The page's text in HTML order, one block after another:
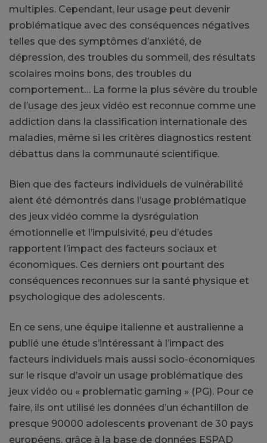
multiples. Cependant, leur usage peut devenir
problématique avec des conséquences négatives
telles que des symptômes d’anxiété, de
dépression, des troubles du sommeil, des résultats
scolaires moins bons, des troubles du
comportement… La forme la plus sévère du trouble
de l’usage des jeux vidéo est reconnue comme une
addiction dans la classification internationale des
maladies, même si les critères diagnostics restent
débattus dans la communauté scientifique.
Bien que des facteurs individuels de vulnérabilité
aient été démontrés dans l’usage problématique
des jeux vidéo comme la dysrégulation
émotionnelle et l’impulsivité, peu d’études
rapportent l’impact des facteurs sociaux et
économiques. Ces derniers ont pourtant des
conséquences reconnues sur la santé physique et
psychologique des adolescents.
En ce sens, une équipe italienne et australienne a
publié une étude s’intéressant à l’impact des
facteurs individuels mais aussi socio-économiques
sur le risque d’avoir un usage problématique des
jeux vidéo ou « problematic gaming » (PG). Pour ce
faire, ils ont utilisé les données d’un échantillon de
presque 90000 adolescents provenant de 30 pays
européens, grâce à la base de données ESPAD